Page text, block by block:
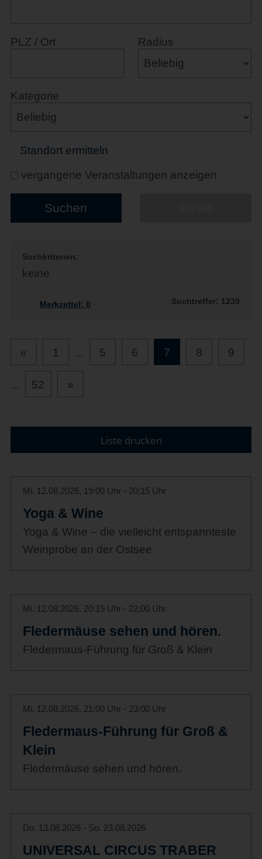
PLZ / Ort Radius
Kategorie
Standort ermitteln
vergangene Veranstaltungen anzeigen
Suchkriterien:
keine
Merkzettel: 0 Suchtreffer: 1239
« 1 ... 5 6 7 8 9
... 52 »
Liste drucken
Mi. 12.08.2026, 19:00 Uhr - 20:15 Uhr
Yoga & Wine
Yoga & Wine – die vielleicht entspannteste
Weinprobe an der Ostsee
Mi. 12.08.2026, 20:15 Uhr - 22:00 Uhr
Fledermäuse sehen und hören.
Fledermaus-Führung für Groß & Klein
Mi. 12.08.2026, 21:00 Uhr - 23:00 Uhr
Fledermaus-Führung für Groß &
Klein
Fledermäuse sehen und hören.
Do. 13.08.2026 - So. 23.08.2026
UNIVERSAL CIRCUS TRABER